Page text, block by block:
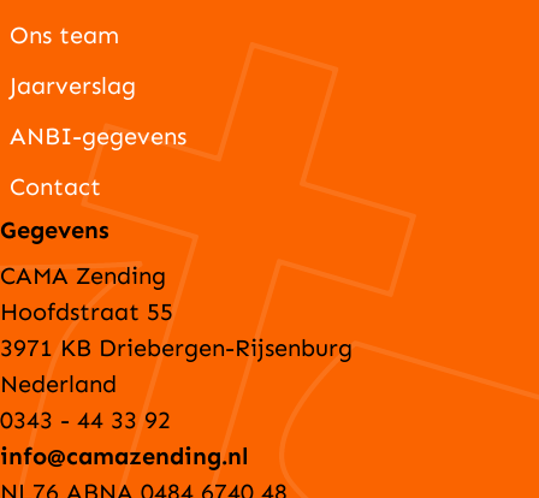
Ons team
Jaarverslag
ANBI-gegevens
Contact
Gegevens
CAMA Zending
Hoofdstraat 55
3971 KB Driebergen-Rijsenburg
Nederland
0343 - 44 33 92
info@camazending.nl
NL76 ABNA 0484 6740 48